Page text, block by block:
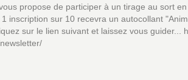
propose de participer à un tirage au sort
1 inscription sur 10 recevra un autocollant
sur le lien suivant et laissez vous guider...